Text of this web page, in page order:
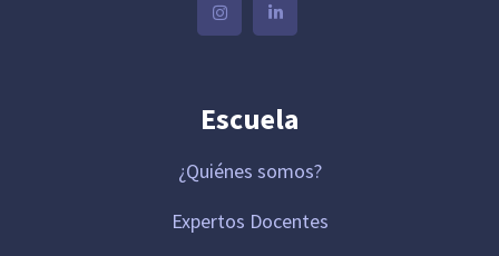
Escuela
¿Quiénes somos?
Expertos Docentes